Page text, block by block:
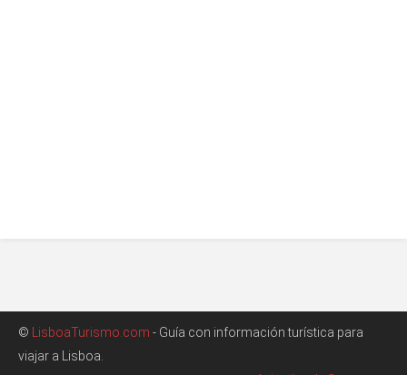
© LisboaTurismo.com - Guía con información turística para
viajar a Lisboa.